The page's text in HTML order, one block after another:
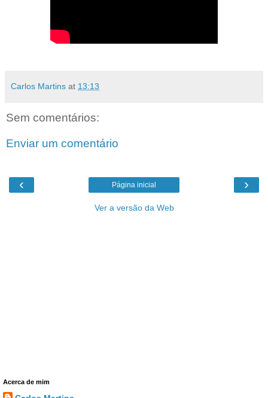
Carlos Martins at 13:13
Sem comentários:
Enviar um comentário
‹ ›
Página inicial
Ver a versão da Web
Acerca de mim